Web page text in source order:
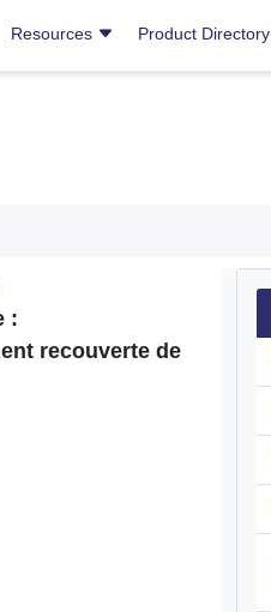
Resources Product Directory
:
recouverte de